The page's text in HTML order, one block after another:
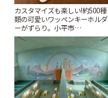
カスタマイズも楽しい!約500種
類の可愛いワッペンキーホルダ
ーがずらり。小平市
「Kimamaya T&K」 | ことりっ